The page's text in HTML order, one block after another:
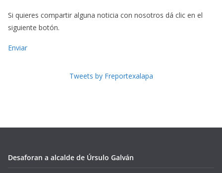
Si quieres compartir alguna noticia con nosotros dá clic en el
siguiente botón.
Enviar
Tweets by Freportexalapa
Desaforan a alcalde de Úrsulo Galván